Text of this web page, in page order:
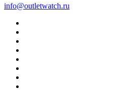
info@outletwatch.ru